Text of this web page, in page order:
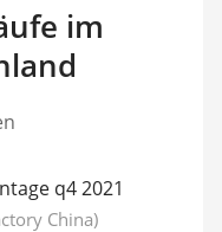
im
China)